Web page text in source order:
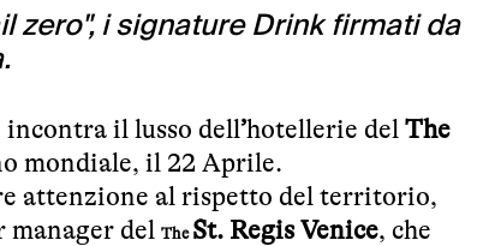
zero", i signature Drink firmati da
incontra il lusso dell’hotellerie del The
mondiale, il 22 Aprile.
attenzione al rispetto del territorio,
manager del The St. Regis Venice, che